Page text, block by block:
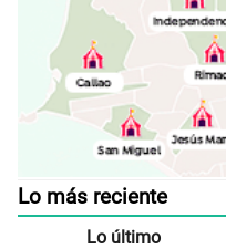
Lo más reciente
Lo último